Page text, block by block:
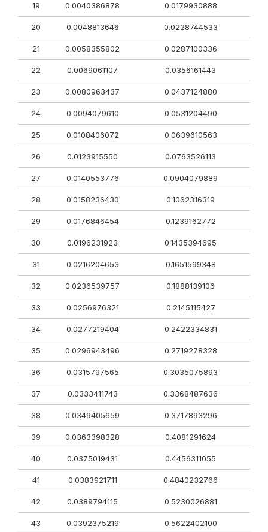
19 0.0040386878 0.0179930888
20 0.0048813646 0.0228744533
21 0.0058355802 0.0287100336
22 0.0069061107 0.0356161443
23 0.0080963437 0.0437124880
24 0.0094079610 0.0531204490
25 0.0108406072 0.0639610563
26 0.0123915550 0.0763526113
27 0.0140553776 0.0904079889
28 0.0158236430 0.1062316319
29 0.0176846454 0.1239162772
30 0.0196231923 0.1435394695
31 0.0216204653 0.1651599348
32 0.0236539757 0.1888139106
33 0.0256976321 0.2145115427
34 0.0277219404 0.2422334831
35 0.0296943496 0.2719278328
36 0.0315797565 0.3035075893
37 0.0333411743 0.3368487636
38 0.0349405659 0.3717893296
39 0.0363398328 0.4081291624
40 0.0375019431 0.4456311055
41 0.0383921711 0.4840232766
42 0.0389794115 0.5230026881
43 0.0392375219 0.5622402100